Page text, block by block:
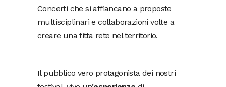
Concerti che si affiancano a proposte
multisciplinari e collaborazioni volte a
creare una fitta rete nel territorio.
Il pubblico vero protagonista dei nostri